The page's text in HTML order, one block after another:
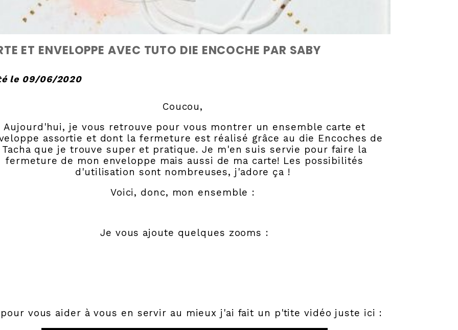
ET ENVELOPPE AVEC TUTO DIE ENCOCHE PAR SABY
le 09/06/2020
Coucou,
Aujourd'hui, je vous retrouve pour vous montrer un ensemble carte et
assortie et dont la fermeture est réalisé grâce au die Encoches de
Tacha que je trouve super et pratique. Je m'en suis servie pour faire la
fermeture de mon enveloppe mais aussi de ma carte! Les possibilités
d'utilisation sont nombreuses, j'adore ça !
Voici, donc, mon ensemble :
Je vous ajoute quelques zooms :
vous aider à vous en servir au mieux j'ai fait un p'tite vidéo juste ici :